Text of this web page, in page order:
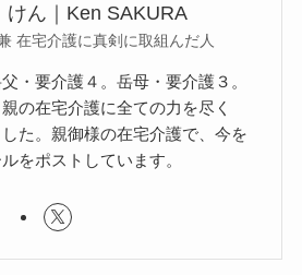
ん｜Ken SAKURA
在宅介護に真剣に取組んだ人
・要介護４。岳母・要介護３。
の在宅介護に全ての力を尽く
た。親御様の在宅介護で、今を
をポストしています。